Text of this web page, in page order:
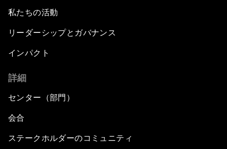
私たちの活動
リーダーシップとガバナンス
インパクト
詳細
センター（部門）
会合
ステークホルダーのコミュニティ